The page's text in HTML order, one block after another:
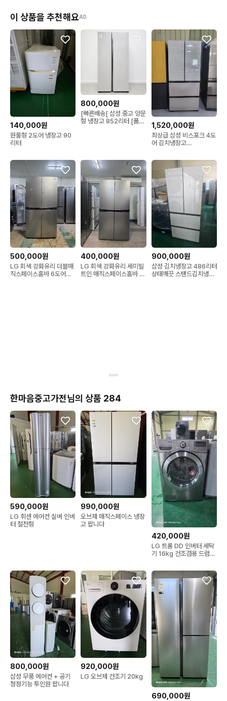
이 상품을 추천해요AD
140,000원
원룸형 2도어 냉장고 90
리터
800,000원
[빠른배송[ 삼성 중고 양문
형 냉장고 852리터 [품번
1,520,000원
최상급 삼성 비스포크 4도
어 김치냉장고
500,000원
LG 회색 강화유리 더블매
직스페이스홈바 6도어냉
400,000원
LG 회색 강화유리 세미빌
트인 매직스페이스홈바 4
900,000원
삼성 김치냉장고 486리터
상태깨끗 스탠드김치냉장
한마음중고가전님의 상품 284
590,000원
LG 휘센 에어컨 실버 인버
터 절전형
990,000원
오브제 매직스페이스 냉장
고 팝니다
420,000원
LG 트롬 DD 인버터 세탁
기 16kg 건조겸용 드럼세
800,000원
삼성 무풍 에어컨 + 공기
청정기능 투인원 팝니다
920,000원
LG 오브제 건조기 20kg
690,000원